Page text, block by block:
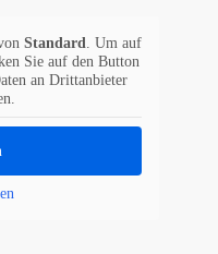
Standard
. Um auf
Sie auf den Button
an Drittanbieter